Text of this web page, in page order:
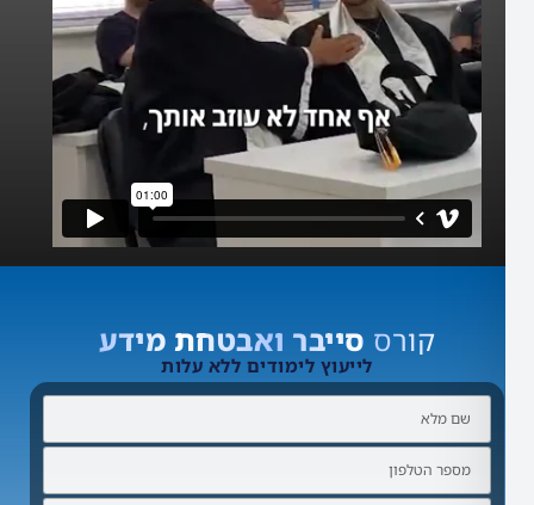
סייבר ואבטחת מידע
לייעוץ לימודים ללא עלות